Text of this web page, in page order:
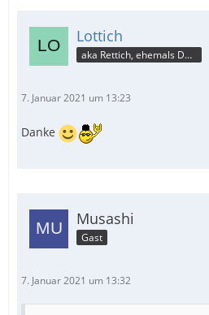
Lottich
aka Rettich, ehemals DAU
7. Januar 2021 um 13:23
Danke
Musashi
Gast
7. Januar 2021 um 13:32